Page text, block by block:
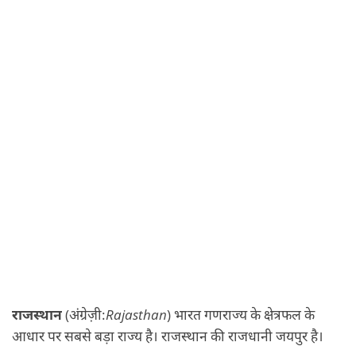
राजस्थान(अंग्रेज़ी:Rajasthan) भारत गणराज्य के क्षेत्रफल के
आधार पर सबसे बड़ा राज्य है। राजस्थान की राजधानी जयपुर है।